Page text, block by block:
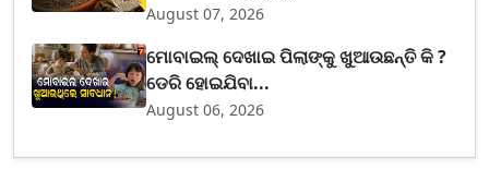
August 07, 2026
ମୋବାଇଲ୍ ଦେଖାଇ ପିଲାଙ୍କୁ ଖୁଆଉଛନ୍ତି କି ?
ଡେରି ହୋଇଯିବା...
August 06, 2026